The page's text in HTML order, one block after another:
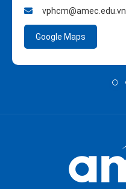
vphcm@amec.edu.vn
Google Maps